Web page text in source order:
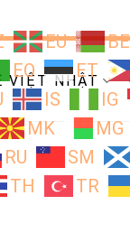
EU BE
EO ET
IS IG
MK MG
RU SM
TH TR
VIỆT NHẬT